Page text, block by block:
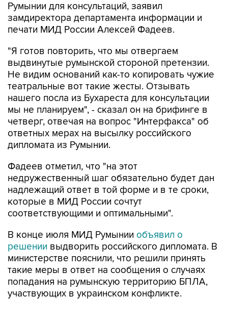
Румынии для консультаций, заявил
замдиректора департамента информации и
печати МИД России Алексей Фадеев.
"Я готов повторить, что мы отвергаем
выдвинутые румынской стороной претензии.
Не видим оснований как-то копировать чужие
театральные вот такие жесты. Отзывать
нашего посла из Бухареста для консультации
мы не планируем", - сказал он на брифинге в
четверг, отвечая на вопрос "Интерфакса" об
ответных мерах на высылку российского
дипломата из Румынии.
Фадеев отметил, что "на этот
недружественный шаг обязательно будет дан
надлежащий ответ в той форме и в те сроки,
которые в МИД России сочтут
соответствующими и оптимальными".
В конце июля МИД Румынии объявил о
решении выдворить российского дипломата. В
министерстве пояснили, что решили принять
такие меры в ответ на сообщения о случаях
попадания на румынскую территорию БПЛА,
участвующих в украинском конфликте.